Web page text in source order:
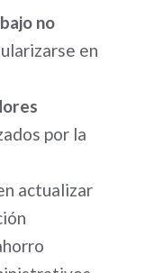
no
en
por la
actualizar